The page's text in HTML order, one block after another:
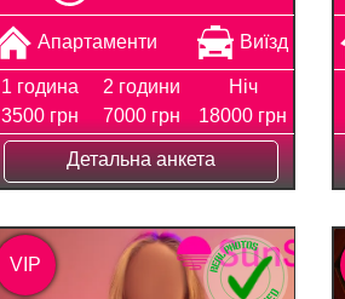
Апартаменти Виїзд
1 година
3500 грн
2 години
7000 грн
Ніч
18000 грн
Детальна анкета
VIP